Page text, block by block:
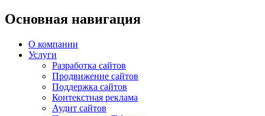
Основная навигация
О компании
Услуги
Разработка сайтов
Продвижение сайтов
Поддержка сайтов
Контекстная реклама
Аудит сайтов